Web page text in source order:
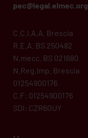
pec@legal.elmec.org
C.C.I.A.A. Brescia
R.E.A. BS 250482
N.mecc. BS 021680
N.Reg.Imp. Brescia
01254900176
C.F: 01254900176
SDI: CZR6GUY